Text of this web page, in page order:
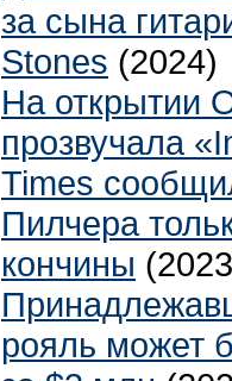
за сына
Stones (2024)
На открытии
прозвучала
Times
Пилчера
кончины
рояль может